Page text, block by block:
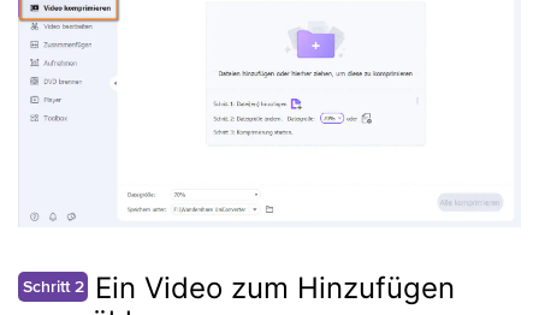
Schritt 2
Ein Video zum Hinzufügen